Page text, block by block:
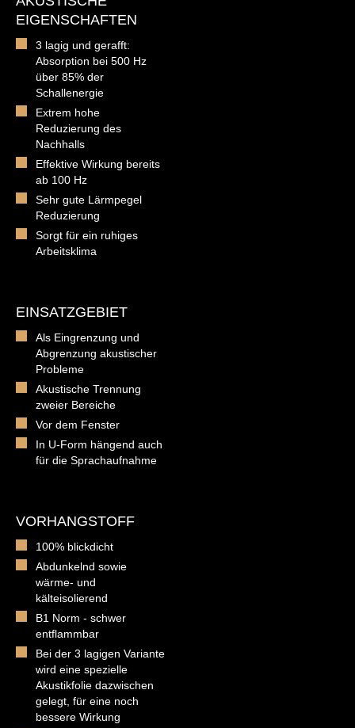
EIGENSCHAFTEN
3 lagig und gerafft:
Absorption bei 500 Hz
über 85% der
Schallenergie
Extrem hohe
Reduzierung des
Nachhalls
Effektive Wirkung bereits
ab 100 Hz
Sehr gute Lärmpegel
Reduzierung
Sorgt für ein ruhiges
Arbeitsklima
EINSATZGEBIET
Als Eingrenzung und
Abgrenzung akustischer
Probleme
Akustische Trennung
zweier Bereiche
Vor dem Fenster
In U-Form hängend auch
für die Sprachaufnahme
VORHANGSTOFF
100% blickdicht
Abdunkelnd sowie
wärme- und
kälteisolierend
B1 Norm - schwer
entflammbar
Bei der 3 lagigen Variante
wird eine spezielle
Akustikfolie dazwischen
gelegt, für eine noch
bessere Wirkung